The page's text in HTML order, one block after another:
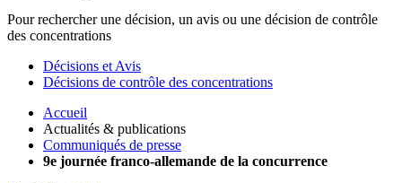
Pour rechercher une décision, un avis ou une décision de contrôle
des concentrations
Décisions et Avis
Décisions de contrôle des concentrations
Accueil
Actualités & publications
Communiqués de presse
9e journée franco-allemande de la concurrence